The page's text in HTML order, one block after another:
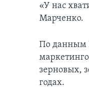
«У нас
Марченко.
По данным
зерновых,
годах.